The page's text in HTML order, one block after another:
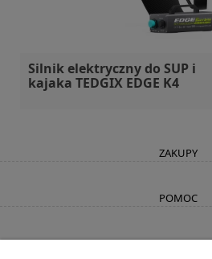
Silnik elektryczny do SUP i
kajaka TEDGIX EDGE K4
ZAKUPY
POMOC
MOJE KONTO